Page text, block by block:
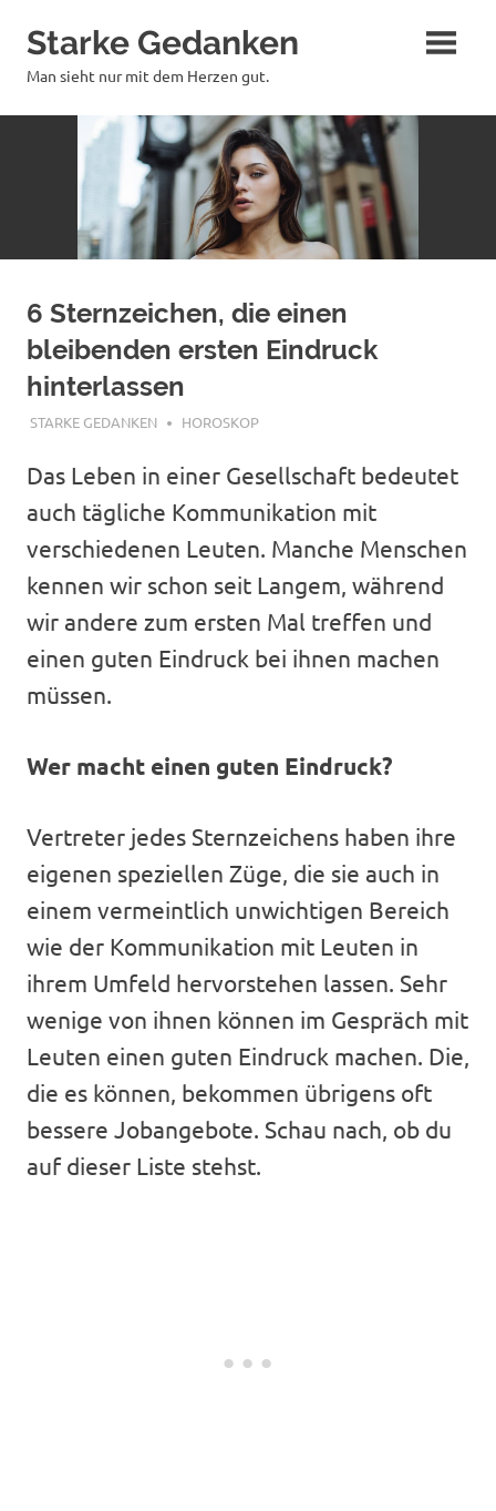
Inhalt
springen
Starke Gedanken
Man sieht nur mit dem Herzen gut.
6 Sternzeichen, die einen
bleibenden ersten Eindruck
hinterlassen
OKTOBER 19, 2019
STARKE GEDANKEN HOROSKOP
Das Leben in einer Gesellschaft bedeutet
auch tägliche Kommunikation mit
verschiedenen Leuten. Manche Menschen
kennen wir schon seit Langem, während
wir andere zum ersten Mal treffen und
einen guten Eindruck bei ihnen machen
müssen.
Wer macht einen guten Eindruck?
Vertreter jedes Sternzeichens haben ihre
eigenen speziellen Züge, die sie auch in
einem vermeintlich unwichtigen Bereich
wie der Kommunikation mit Leuten in
ihrem Umfeld hervorstehen lassen. Sehr
wenige von ihnen können im Gespräch mit
Leuten einen guten Eindruck machen. Die,
die es können, bekommen übrigens oft
bessere Jobangebote. Schau nach, ob du
auf dieser Liste stehst.